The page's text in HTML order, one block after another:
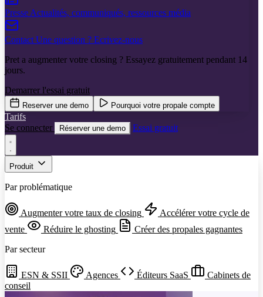
Presse Actualités, communiqués, ressources média
Contact Une question ? Ecrivez-nous
Pret a augmenter votre closing ? Essayez gratuitement pendant 14
jours.
Demarrer l'essai gratuit
Reserver une demo Pourquoi votre propale compte
Tarifs
Se connecter
Réserver une demo Essai gratuit
Produit
Par problématique
Augmenter votre taux de closing
Accélérer votre cycle de
vente
Réduire le ghosting
Créer des propales gagnantes
Par secteur
ESN & SSII Agences Éditeurs SaaS
Cabinets de
conseil